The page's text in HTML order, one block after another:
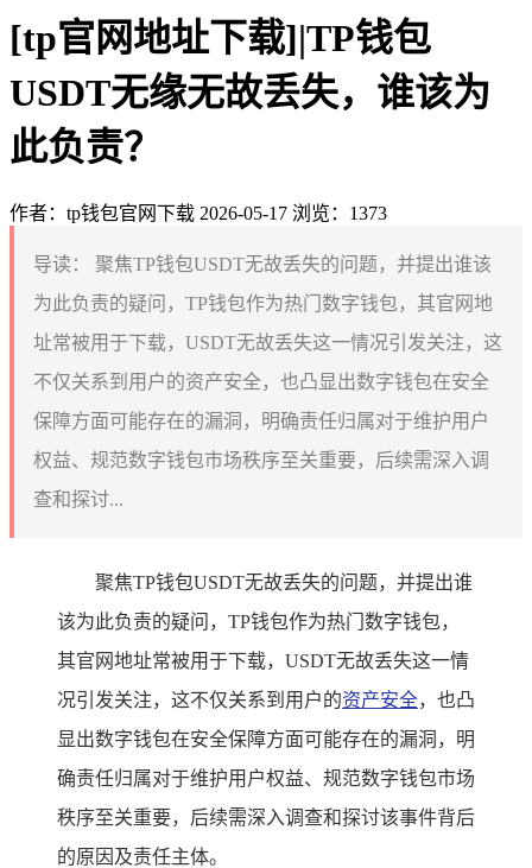
[tp官网地址下载]|TP钱包
USDT无缘无故丢失，谁该为
此负责？
作者：tp钱包官网下载 2026-05-17 浏览：1373
导读：
聚焦TP钱包USDT无故丢失的问题，并提出谁该
为此负责的疑问，TP钱包作为热门数字钱包，其官网地
址常被用于下载，USDT无故丢失这一情况引发关注，这
不仅关系到用户的资产安全，也凸显出数字钱包在安全
保障方面可能存在的漏洞，明确责任归属对于维护用户
权益、规范数字钱包市场秩序至关重要，后续需深入调
查和探讨...
聚焦TP钱包USDT无故丢失的问题，并提出谁
该为此负责的疑问，TP钱包作为热门数字钱包，
其官网地址常被用于下载，USDT无故丢失这一情
况引发关注，这不仅关系到用户的资产安全，也凸
显出数字钱包在安全保障方面可能存在的漏洞，明
确责任归属对于维护用户权益、规范数字钱包市场
秩序至关重要，后续需深入调查和探讨该事件背后
的原因及责任主体。